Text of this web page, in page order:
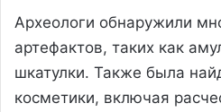
Археологи обнаружили
артефактов, таких как
шкатулки. Также была
косметики, включая